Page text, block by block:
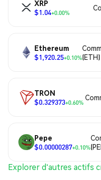
XRP
$1.04+0.00%
Ethereum
$1,920.25+0.10%(ETH)
TRON
$0.329373+0.60%
Pepe
$0.00000287+0.10%
Explorer d'autres actifs